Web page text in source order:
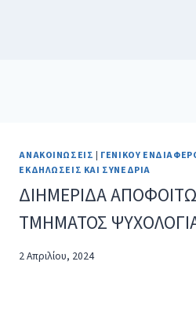
ΑΝΑΚΟΙΝΏΣΕΙΣ | ΓΕΝΙΚΟΎ
ΕΚΔΗΛΏΣΕΙΣ ΚΑΙ ΣΥΝΈΔΡΙΑ
ΔΙΗΜΕΡΙΔΑ
ΤΜΗΜΑΤΟΣ
2 Απριλίου, 2024